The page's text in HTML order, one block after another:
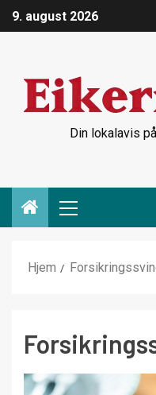
9. august 2026
Din lokalavis
Hjem